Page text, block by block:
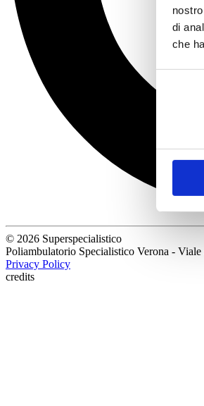
di
che
del
© 2026 Superspecialistico
Poliambulatorio Specialistico Verona -
Privacy Policy
credits